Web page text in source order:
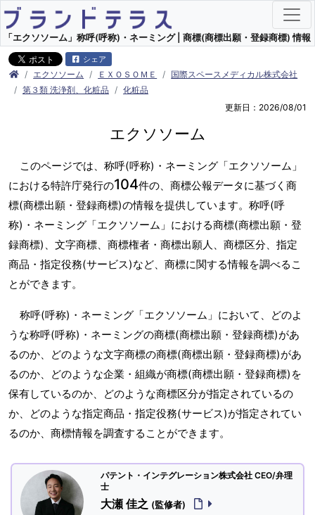
「エクソソーム」称呼(呼称)・ネーミング | 商標(商標出願・登録商標) 情報
シェア
エクソソーム ＥＸＯＳＯＭＥ
国際スペースメディカル株式会社
第３類 洗浄剤、化粧品
化粧品
更新日：2026/08/01
エクソソーム
このページでは、称呼(呼称)・ネーミング「エクソソーム」
における特許庁発行の104件の、商標公報データに基づく商
標(商標出願・登録商標)の情報を提供しています。称呼(呼
称)・ネーミング「エクソソーム」における商標(商標出願・登
録商標)、文字商標、商標権者・商標出願人、商標区分、指定
商品・指定役務(サービス)など、商標に関する情報を調べるこ
とができます。
称呼(呼称)・ネーミング「エクソソーム」において、どのよ
うな称呼(呼称)・ネーミングの商標(商標出願・登録商標)があ
るのか、どのような文字商標の商標(商標出願・登録商標)があ
るのか、どのような企業・組織が商標(商標出願・登録商標)を
保有しているのか、どのような商標区分が指定されているの
か、どのような指定商品・指定役務(サービス)が指定されてい
るのか、商標情報を調査することができます。
パテント・インテグレーション株式会社 CEO/弁理
士
大瀬 佳之 (監修者)